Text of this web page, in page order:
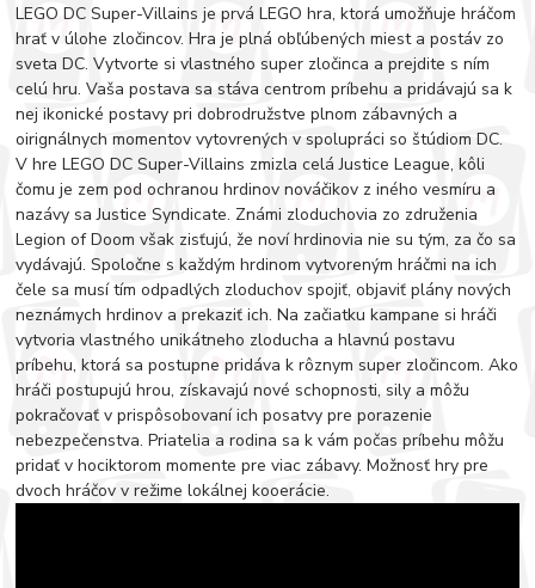
LEGO DC Super-Villains je prvá LEGO hra, ktorá umožňuje hráčom
hrať v úlohe zločincov. Hra je plná obľúbených miest a postáv zo
sveta DC. Vytvorte si vlastného super zločinca a prejdite s ním
celú hru. Vaša postava sa stáva centrom príbehu a pridávajú sa k
nej ikonické postavy pri dobrodružstve plnom zábavných a
oirignálnych momentov vytovrených v spolupráci so štúdiom DC.
V hre LEGO DC Super-Villains zmizla celá Justice League, kôli
čomu je zem pod ochranou hrdinov nováčikov z iného vesmíru a
nazávy sa Justice Syndicate. Známi zloduchovia zo združenia
Legion of Doom však zisťujú, že noví hrdinovia nie su tým, za čo sa
vydávajú. Spoločne s každým hrdinom vytvoreným hráčmi na ich
čele sa musí tím odpadlých zloduchov spojiť, objaviť plány nových
neznámych hrdinov a prekaziť ich. Na začiatku kampane si hráči
vytvoria vlastného unikátneho zloducha a hlavnú postavu
príbehu, ktorá sa postupne pridáva k rôznym super zločincom. Ako
hráči postupujú hrou, získavajú nové schopnosti, sily a môžu
pokračovať v prispôsobovaní ich posatvy pre porazenie
nebezpečenstva. Priatelia a rodina sa k vám počas príbehu môžu
pridať v hociktorom momente pre viac zábavy. Možnosť hry pre
dvoch hráčov v režime lokálnej kooerácie.